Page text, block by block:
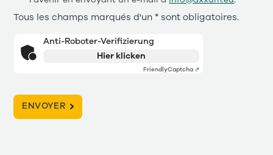
Tous les champs marqués d'un * sont obligatoires.
Anti-Roboter-Verifizierung
Hier klicken
FriendlyCaptcha ⇗